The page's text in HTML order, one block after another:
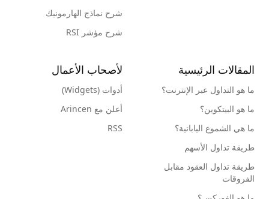
شرح نماذج الهارمونيك
شرح مؤشر RSI
المقالات الرئيسية
ما هو التداول عبر الإنترنت؟
ما هو البيتكوين؟
ما هي الشموع اليابانية؟
طريقة تداول الأسهم
طريقة تداول العقود مقابل
الفروقات
لأصحاب الأعمال
أدوات (Widgets)
أعلن مع Arincen
RSS